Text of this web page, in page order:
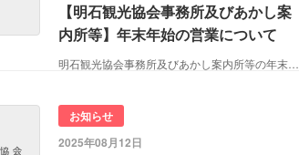
【明石観光協会事務所及びあかし案
内所等】年末年始の営業について
明石観光協会事務所及びあかし案内所等の年末年始の営業につ
お知らせ
2025年08月12日